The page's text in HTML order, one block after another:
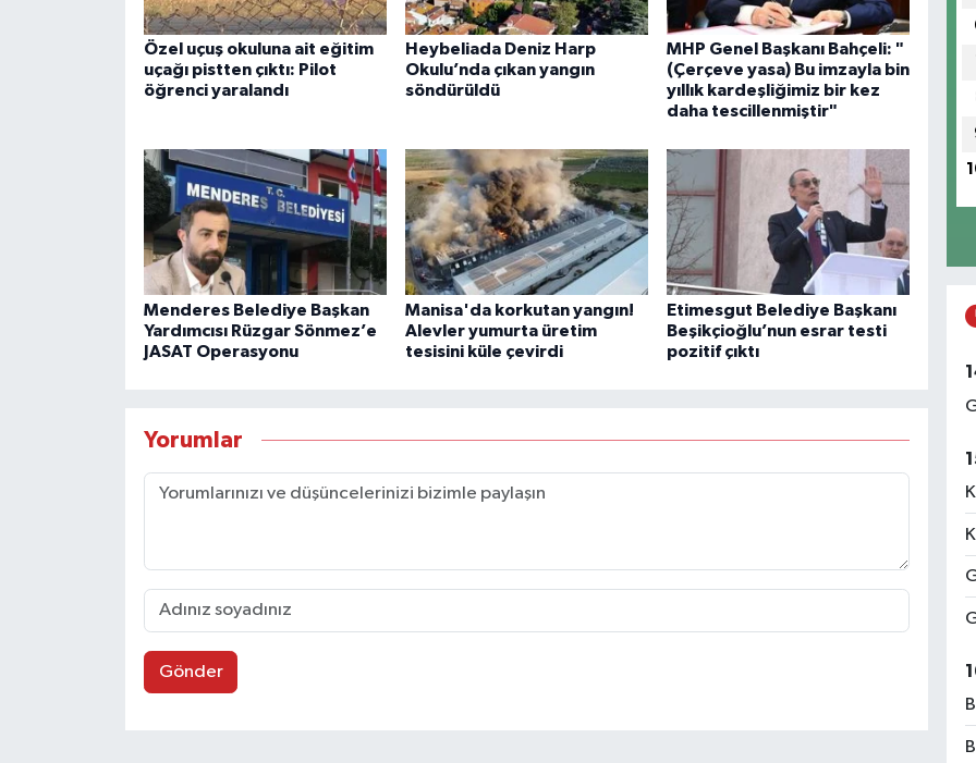
Özel uçuş okuluna ait eğitim
uçağı pistten çıktı: Pilot
öğrenci yaralandı
Heybeliada Deniz Harp
Okulu’nda çıkan yangın
söndürüldü
MHP Genel Başkanı Bahçeli: "
(Çerçeve yasa) Bu imzayla bin
yıllık kardeşliğimiz bir kez
daha tescillenmiştir"
Menderes Belediye Başkan
Yardımcısı Rüzgar Sönmez’e
JASAT Operasyonu
Manisa'da korkutan yangın!
Alevler yumurta üretim
tesisini küle çevirdi
Etimesgut Belediye Başkanı
Beşikçioğlu’nun esrar testi
pozitif çıktı
Yorumlar
Gönder